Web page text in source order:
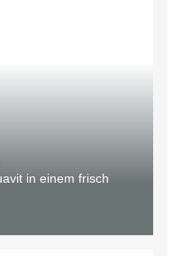
in einem frisch